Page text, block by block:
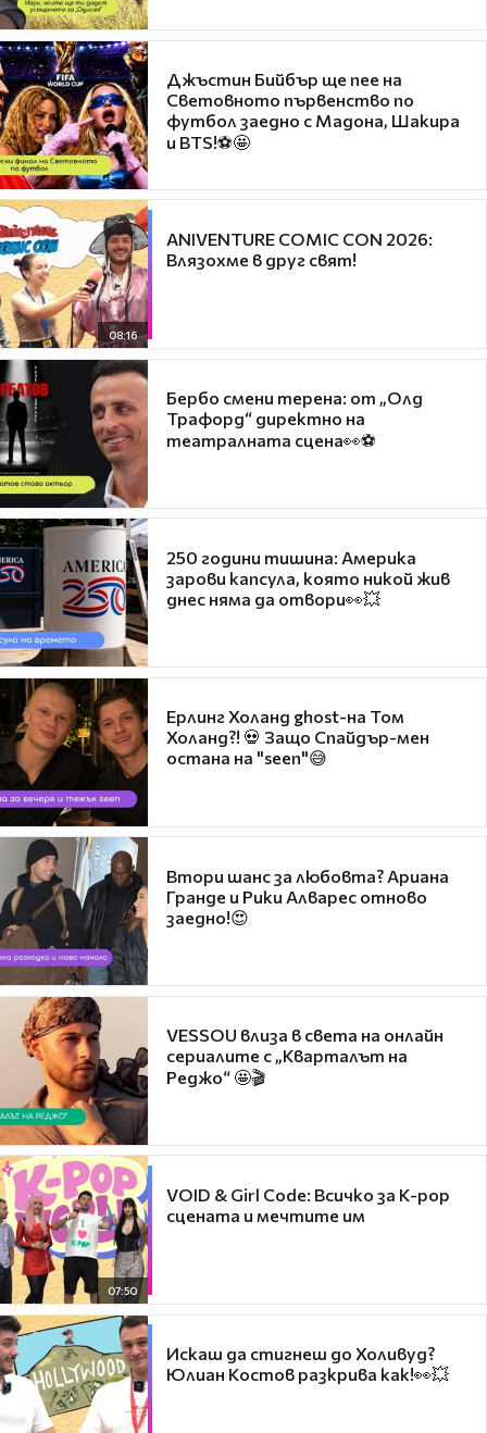
Джъстин Бийбър ще пее на
Световното първенство по
футбол заедно с Мадона, Шакира
и BTS!⚽🤩
08:16
ANIVENTURE COMIC CON 2026:
Влязохме в друг свят!
Бербо смени терена: от „Олд
Трафорд“ директно на
театралната сцена👀⚽
250 години тишина: Америка
зарови капсула, която никой жив
днес няма да отвори👀💥
Ерлинг Холанд ghost-на Том
Холанд?! 💀 Защо Спайдър-мен
остана на "seen"😅
Втори шанс за любовта? Ариана
Гранде и Рики Алварес отново
заедно!😍
VESSOU влиза в света на онлайн
сериалите с „Кварталът на
Реджо“ 🤩🎬
07:50
VOID & Girl Code: Всичко за K-pop
сцената и мечтите им
Искаш да стигнеш до Холивуд?
Юлиан Костов разкрива как!👀💥